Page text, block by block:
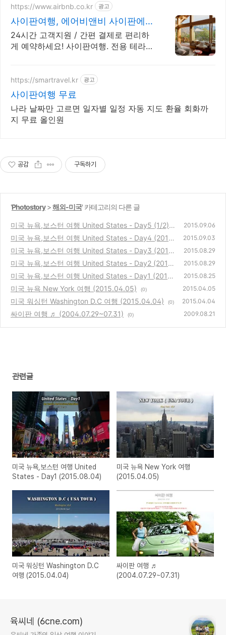
https://www.airbnb.co.kr 광고
사이판여행, 에어비앤비 사이판에서
살아보기
24시간 고객지원 / 간편 결제로 편리하
게 예약하세요! 사이판여행. 전용 테라스
https://smartravel.kr 광고
사이판여행 무료
나라 날짜만 고르면 일자별 일정 자동 지도 환율 회화까
지 무료 올인원
공감 구독하기
'Photostory>해외-미국' 카테고리의 다른 글
미국 뉴욕,보스턴 여행 United States - Day5 (1/2)
(2015.08.08)
(0)
2015.09.06
미국 뉴욕,보스턴 여행 United States - Day4 (2015.
08.07)
(0)
2015.09.03
미국 뉴욕,보스턴 여행 United States - Day3 (2015.
08.06)
(0)
2015.08.29
미국 뉴욕,보스턴 여행 United States - Day2 (2015.
08.05)
(0)
2015.08.29
미국 뉴욕,보스턴 여행 United States - Day1 (2015.
08.04)
(0)
2015.08.25
미국 뉴욕 New York 여행 (2015.04.05) (0) 2015.04.05
미국 워싱턴 Washington D.C 여행 (2015.04.04) (0) 2015.04.04
싸이판 여행 ♬ (2004.07.29~07.31) (0) 2009.08.21
관련글
미국 뉴욕,보스턴 여행 United
States - Day1 (2015.08.04)
미국 뉴욕 New York 여행
(2015.04.05)
미국 워싱턴 Washington D.C
여행 (2015.04.04)
싸이판 여행 ♬
(2004.07.29~07.31)
육씨네 (6cne.com)